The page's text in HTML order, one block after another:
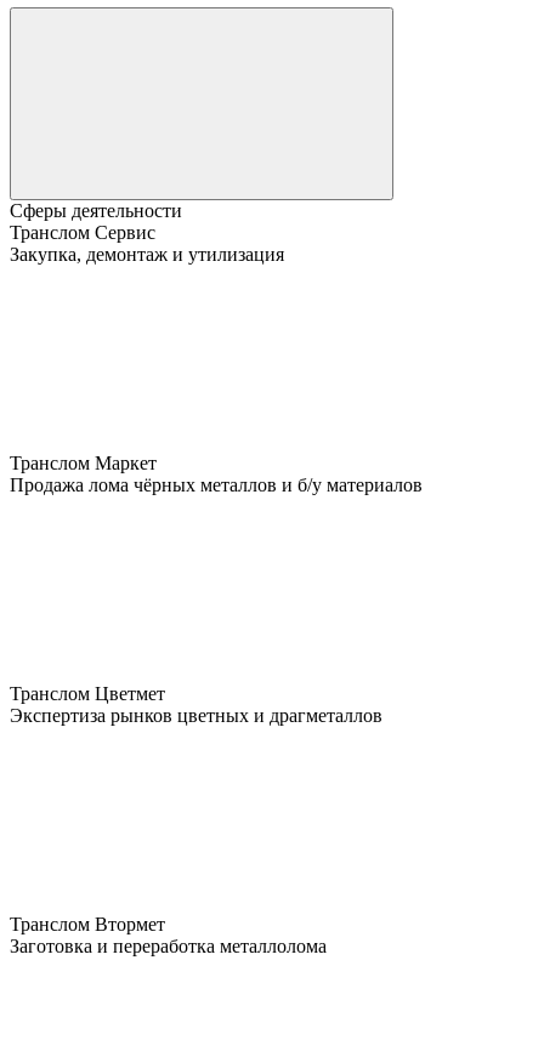
Сферы деятельности
Транслом Сервис
Закупка, демонтаж и утилизация
Транслом Маркет
Продажа лома чёрных металлов и б/у материалов
Транслом Цветмет
Экспертиза рынков цветных и драгметаллов
Транслом Втормет
Заготовка и переработка металлолома